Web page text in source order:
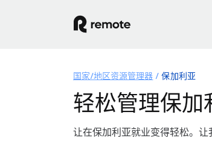
国家/地区资源管理器 保加利亚
轻松管理保加
让在保加利亚就业变得轻松。